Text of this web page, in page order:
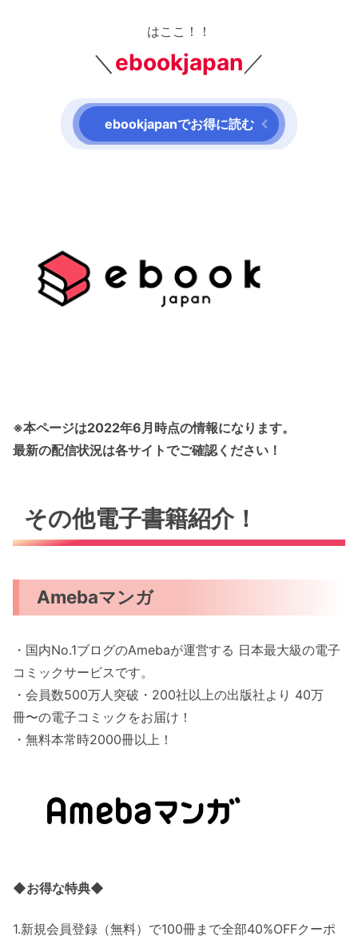
はここ！！
＼ ebookjapan ／
ebookjapanでお得に読む
※本ページは2022年6月時点の情報になります。
最新の配信状況は各サイトでご確認ください！
その他電子書籍紹介！
Amebaマンガ
・国内No.1ブログのAmebaが運営する 日本最大級の電子
コミックサービスです。
・会員数500万人突破・200社以上の出版社より 40万
冊〜の電子コミックをお届け！
・無料本常時2000冊以上！
◆お得な特典◆
1.新規会員登録（無料）で100冊まで全部40%OFFクーポ